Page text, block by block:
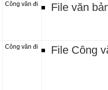
Công văn đi File văn
Công văn đi File Công